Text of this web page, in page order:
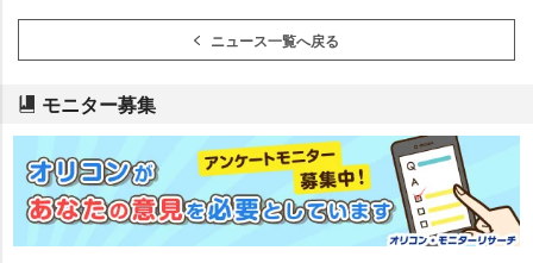
ニュース一覧へ戻る
モニター募集